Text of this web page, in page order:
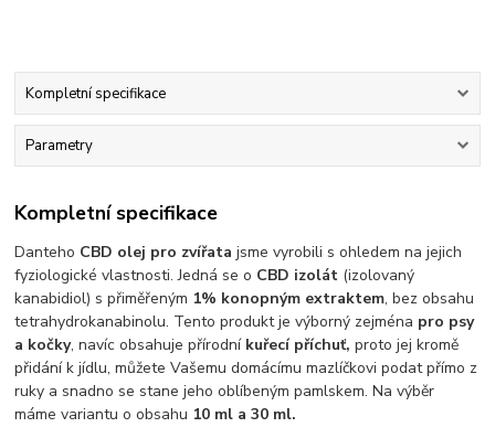
Kompletní specifikace
Parametry
Kompletní specifikace
Danteho CBD olej pro zvířata jsme vyrobili s ohledem na jejich
fyziologické vlastnosti. Jedná se o CBD izolát (izolovaný
kanabidiol) s přiměřeným 1% konopným extraktem, bez obsahu
tetrahydrokanabinolu. Tento produkt je výborný zejména pro psy
a kočky, navíc obsahuje přírodní kuřecí příchuť, proto jej kromě
přidání k jídlu, můžete Vašemu domácímu mazlíčkovi podat přímo z
ruky a snadno se stane jeho oblíbeným pamlskem. Na výběr
máme variantu o obsahu 10 ml a 30 ml.